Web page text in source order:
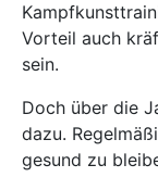
Vorteil auch
sein.
Doch über die
dazu.
gesund zu